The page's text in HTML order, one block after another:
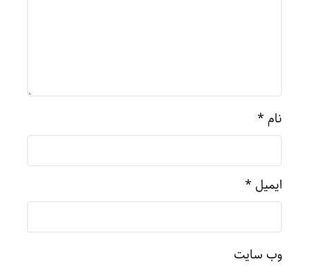
نام *
ایمیل *
وب‌ سایت